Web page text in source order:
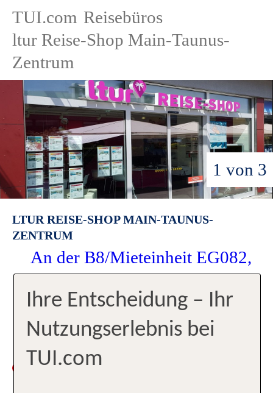
TUI.com Reisebüros
ltur Reise-Shop Main-Taunus-
Zentrum
1 von 3
LTUR REISE-SHOP MAIN-TAUNUS-
ZENTRUM
An der B8/Mieteinheit EG082,
65843 Sulzbach
+496930037755
frankfurt-mtz@ltur.de
Zurzeit
Ihre Entscheidung – Ihr
Nutzungserlebnis bei
TUI.com